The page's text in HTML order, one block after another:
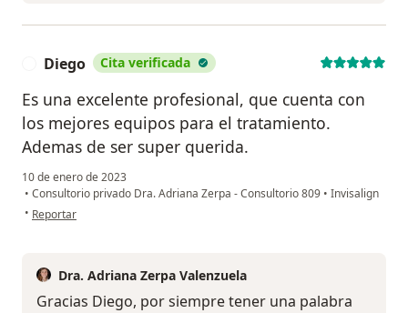
Diego Cita verificada
Es una excelente profesional, que cuenta con
los mejores equipos para el tratamiento.
Ademas de ser super querida.
10 de enero de 2023
• Consultorio privado Dra. Adriana Zerpa - Consultorio 809 • Invisalign
• en opinión del usuario Diego
Reportar
Dra. Adriana Zerpa Valenzuela
Gracias Diego, por siempre tener una palabra